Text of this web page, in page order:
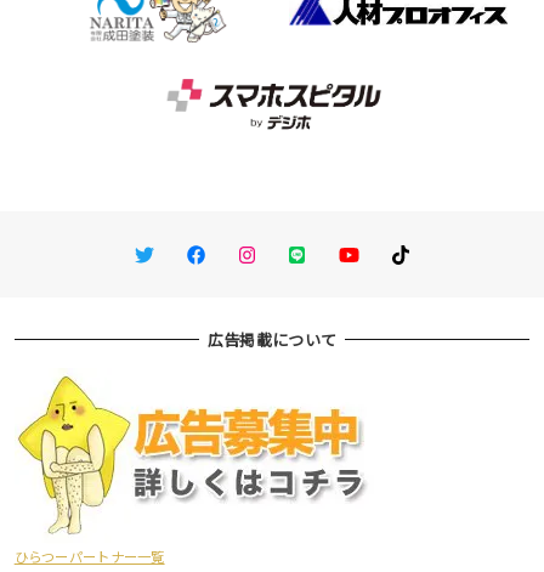
TwitterFacebookInstagram
LINE You TubeTikTok
広告掲載について
ひらつーパートナー一覧